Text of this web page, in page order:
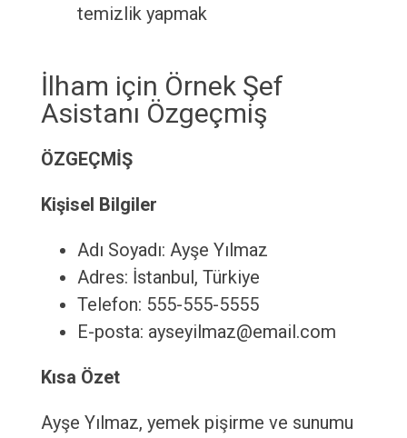
temizlik yapmak
İlham için Örnek Şef
Asistanı Özgeçmiş
ÖZGEÇMİŞ
Kişisel Bilgiler
Adı Soyadı: Ayşe Yılmaz
Adres: İstanbul, Türkiye
Telefon: 555-555-5555
E-posta: ayseyilmaz@email.com
Kısa Özet
Ayşe Yılmaz, yemek pişirme ve sunumu